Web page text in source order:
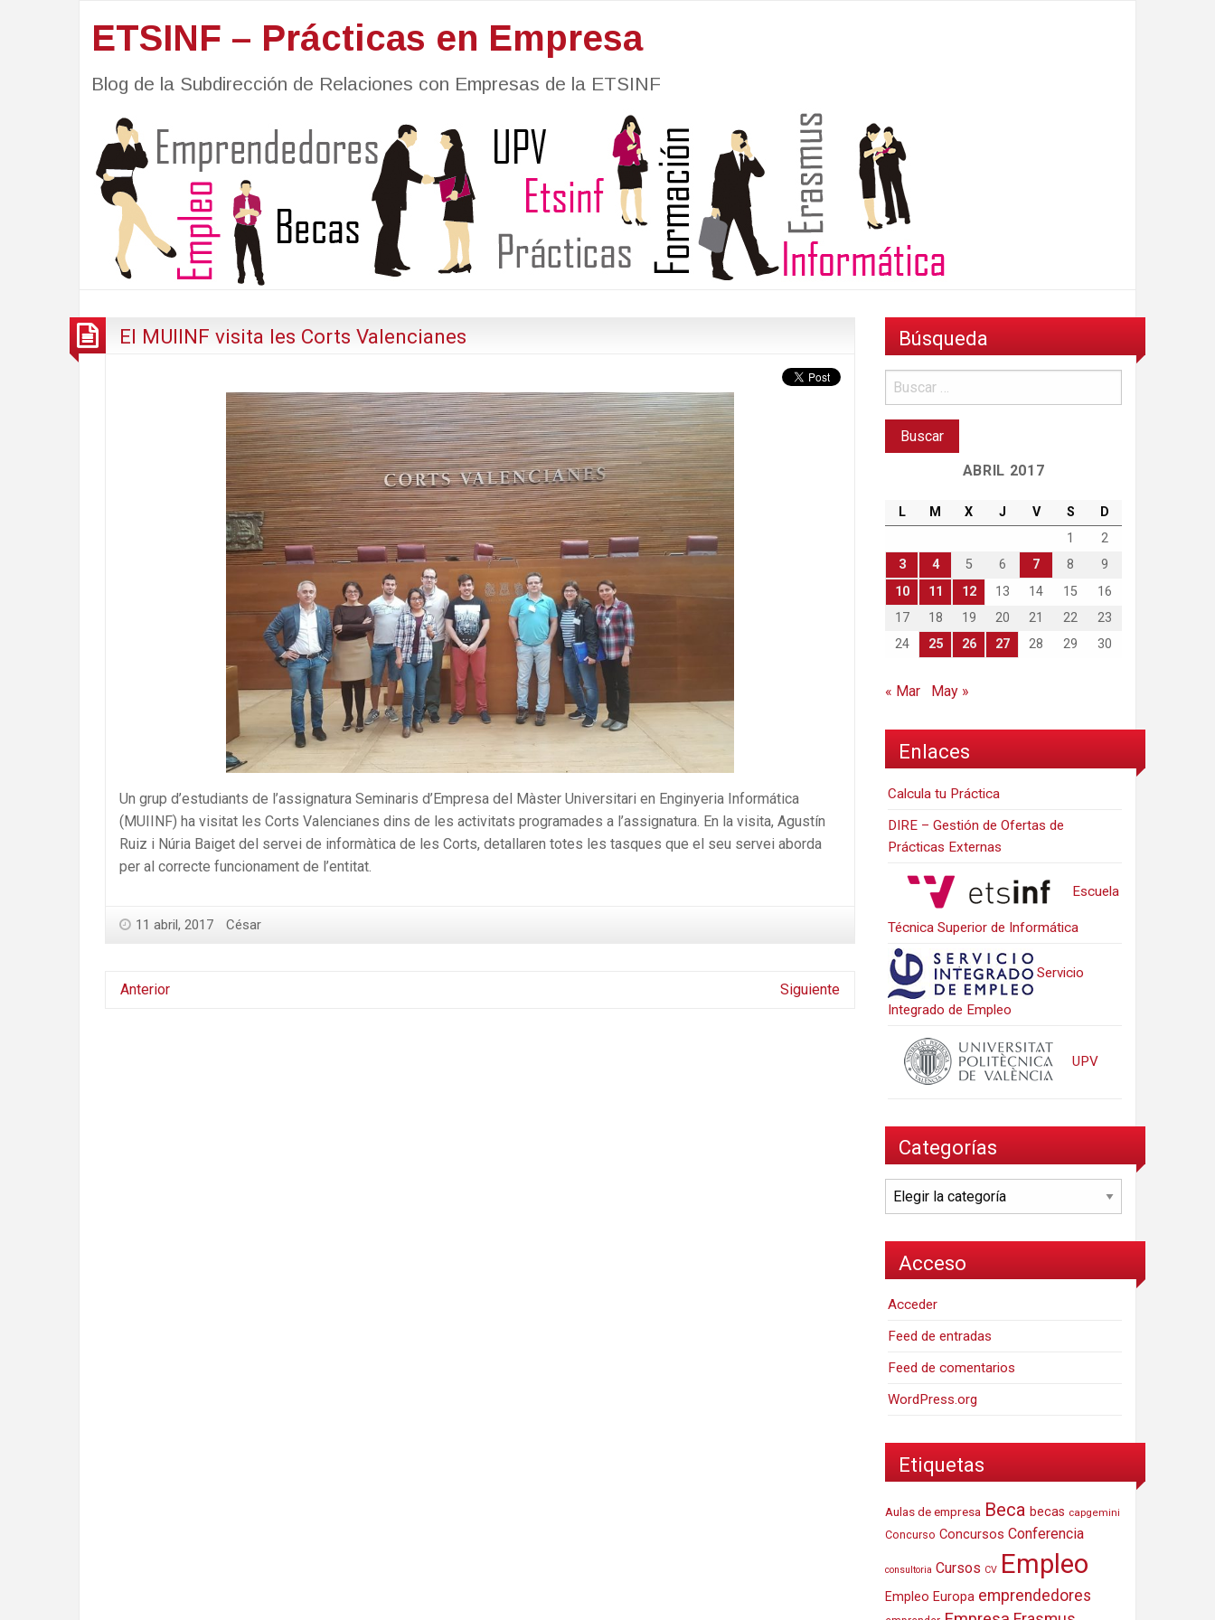
ETSINF – Prácticas en Empresa
Blog de la Subdirección de Relaciones con Empresas de la ETSINF
El MUIINF visita les Corts Valencianes
Un grup d’estudiants de l’assignatura Seminaris d’Empresa del Màster Universitari en Enginyeria Informática
(MUIINF) ha visitat les Corts Valencianes dins de les activitats programades a l’assignatura. En la visita, Agustín
Ruiz i Núria Baiget del servei de informàtica de les Corts, detallaren totes les tasques que el seu servei aborda
per al correcte funcionament de l’entitat.
11 abril, 2017 César
Anterior Siguiente
Búsqueda
ABRIL 2017
L M X J V S
D
1
2
3
4 5 6 7 8
9
10
11 12 13 14 15
16
17
18 19 20 21 22
23
24
25 26 27 28 29 30
« Mar May »
Enlaces
Calcula tu Práctica
DIRE – Gestión de Ofertas de
Prácticas Externas
Escuela
Técnica Superior de Informática
Servicio
Integrado de Empleo
UPV
Categorías
Categorías
Acceso
Acceder
Feed de entradas
Feed de comentarios
WordPress.org
Etiquetas
Aulas de empresa Beca becas capgemini
Concurso Concursos Conferencia
consultoria Cursos CV Empleo
Empleo Europa emprendedores